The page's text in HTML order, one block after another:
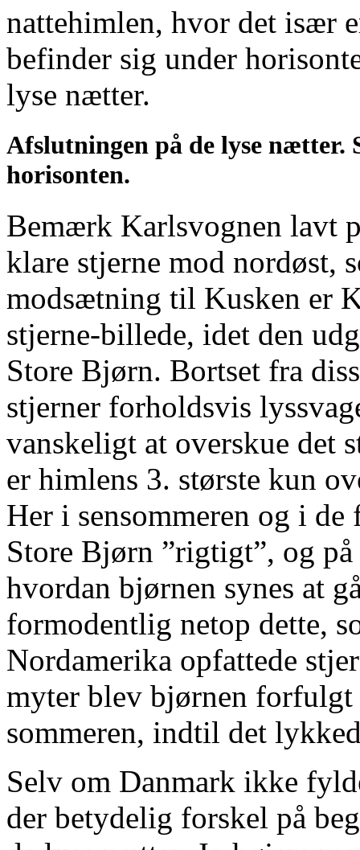
nattehimlen, hvor det især
befinder sig under
lyse nætter.
Afslutningen på de lyse nætter.
horisonten.
Bemærk Karlsvognen lavt
klare stjerne mod nordøst,
modsætning til Kusken er
stjerne-billede, idet den
Store Bjørn. Bortset fra
stjerner forholdsvis
vanskeligt at overskue det
er himlens 3. største kun
Her i sensommeren og i de
Store Bjørn ”rigtigt”, og
hvordan bjørnen synes at
formodentlig netop dette,
Nordamerika opfattede
myter blev bjørnen forfulgt
sommeren, indtil det
Selv om Danmark ikke
der betydelig forskel på